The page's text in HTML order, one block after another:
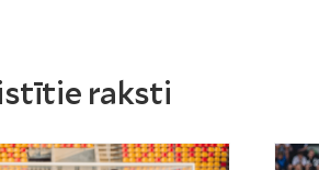
raksti